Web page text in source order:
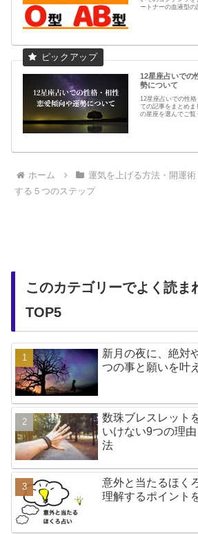
ートナーの血液型の
12星座占いでの
勢について
12星座占いでの性
ての記事をまとめ
の星座を選んでご覧
ホーム 運気を上げる方法・開運術
する５つのステップ
このカテゴリーでよく読ま
TOP5
新月の夜に、絶対
つの事と願いを叶
数珠ブレスレット
いけない9つの理
法
意外と当たるほく
理解するポイント